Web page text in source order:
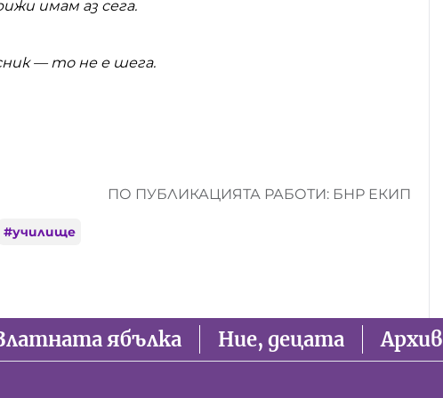
имам аз сега.
— то не е шега.
ПО ПУБЛИКАЦИЯТА РАБОТИ: БНР ЕКИП
#училище
ябълка Ние, децата
Архив